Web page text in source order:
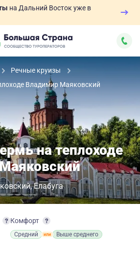
на Дальний Восток уже в
Речные круизы
Владимир Маяковский
на теплоходе
Елабуга
Комфорт
Средний Выше среднего